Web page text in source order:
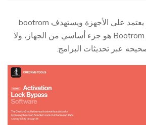
Checkm8 هو استغلال يعتمد على الأجهزة ويستهدف bootrom
لأجهزة Apple القديمة. Bootrom هو جزء أساسي من الجهاز، ولا